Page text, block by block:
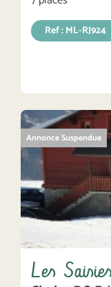
Ref : ML-RJ924
Annonce Suspendue
Les